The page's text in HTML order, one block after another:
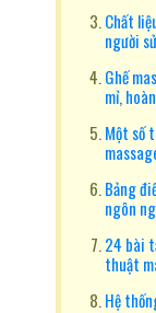
Chất
người
Ghế
mỉ,
Một số
Bảng
ngôn
24 bài
thuật
Hệ